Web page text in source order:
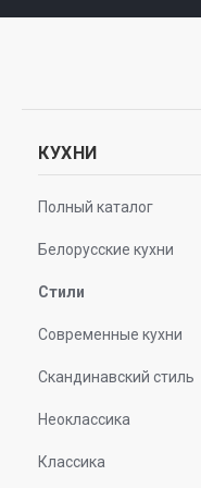
КУХНИ
Полный каталог
Белорусские кухни
Стили
Современные кухни
Скандинавский стиль
Неоклассика
Классика